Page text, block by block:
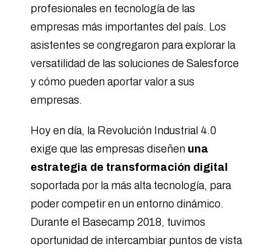
profesionales en tecnología de las
empresas más importantes del país. Los
asistentes se congregaron para explorar la
versatilidad de las soluciones de Salesforce
y cómo pueden aportar valor a sus
empresas.
Hoy en día, la Revolución Industrial 4.0
exige que las empresas diseñen una
estrategia de transformación digital
soportada por la más alta tecnología, para
poder competir en un entorno dinámico.
Durante el Basecamp 2018, tuvimos
oportunidad de intercambiar puntos de vista